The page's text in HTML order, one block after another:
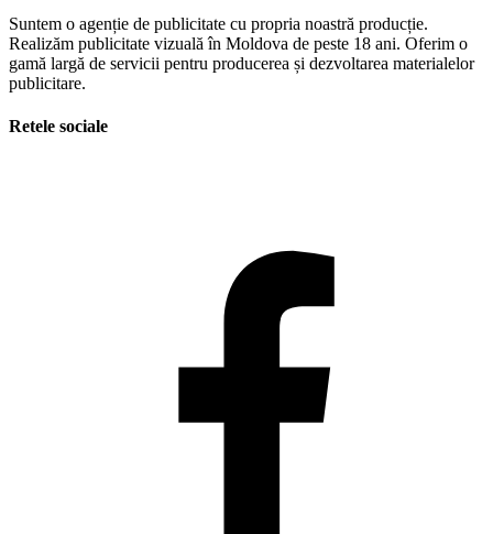
Suntem o agenție de publicitate cu propria noastră producție.
Realizăm publicitate vizuală în Moldova de peste 18 ani. Oferim o
gamă largă de servicii pentru producerea și dezvoltarea materialelor
publicitare.
Retele sociale